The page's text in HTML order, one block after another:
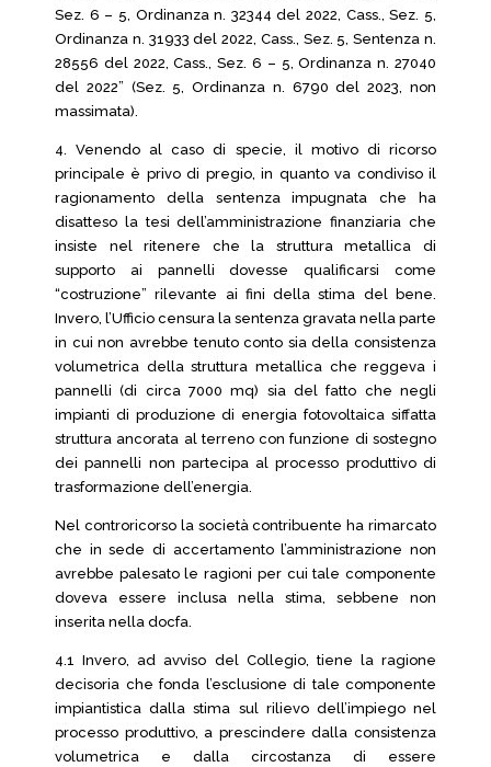
Sez. 6 – 5, Ordinanza n. 32344 del 2022, Cass., Sez. 5,
Ordinanza n. 31933 del 2022, Cass., Sez. 5, Sentenza n.
28556 del 2022, Cass., Sez. 6 – 5, Ordinanza n. 27040
del 2022” (Sez. 5, Ordinanza n. 6790 del 2023, non
massimata).
4. Venendo al caso di specie, il motivo di ricorso
principale è privo di pregio, in quanto va condiviso il
ragionamento della sentenza impugnata che ha
disatteso la tesi dell’amministrazione finanziaria che
insiste nel ritenere che la struttura metallica di
supporto ai pannelli dovesse qualificarsi come
“costruzione” rilevante ai fini della stima del bene.
Invero, l’Ufficio censura la sentenza gravata nella parte
in cui non avrebbe tenuto conto sia della consistenza
volumetrica della struttura metallica che reggeva i
pannelli (di circa 7000 mq) sia del fatto che negli
impianti di produzione di energia fotovoltaica siffatta
struttura ancorata al terreno con funzione di sostegno
dei pannelli non partecipa al processo produttivo di
trasformazione dell’energia.
Nel controricorso la società contribuente ha rimarcato
che in sede di accertamento l’amministrazione non
avrebbe palesato le ragioni per cui tale componente
doveva essere inclusa nella stima, sebbene non
inserita nella docfa.
4.1 Invero, ad avviso del Collegio, tiene la ragione
decisoria che fonda l’esclusione di tale componente
impiantistica dalla stima sul rilievo dell’impiego nel
processo produttivo, a prescindere dalla consistenza
volumetrica e dalla circostanza di essere